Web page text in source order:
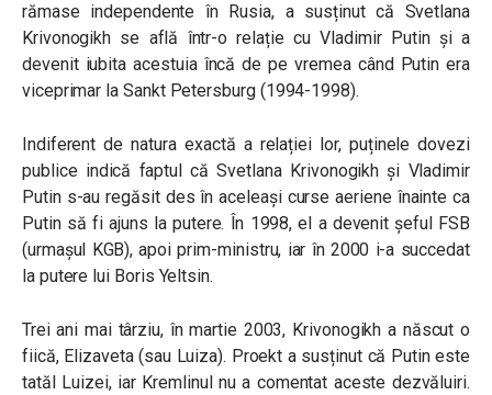
rămase independente în Rusia, a susținut că Svetlana
Krivonogikh se află într-o relație cu Vladimir Putin și a
devenit iubita acestuia încă de pe vremea când Putin era
viceprimar la Sankt Petersburg (1994-1998).
Indiferent de natura exactă a relației lor, puținele dovezi
publice indică faptul că Svetlana Krivonogikh și Vladimir
Putin s-au regăsit des în aceleași curse aeriene înainte ca
Putin să fi ajuns la putere. În 1998, el a devenit șeful FSB
(urmașul KGB), apoi prim-ministru, iar în 2000 i-a succedat
la putere lui Boris Yeltsin.
Trei ani mai târziu, în martie 2003, Krivonogikh a născut o
fiică, Elizaveta (sau Luiza). Proekt a susținut că Putin este
tatăl Luizei, iar Kremlinul nu a comentat aceste dezvăluiri.